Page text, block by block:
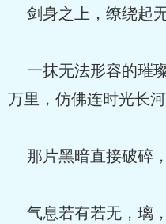
剑身之上，缭绕起
一抹无法形容的璀
万里，仿佛连时光长
那片黑暗直接破碎
气息若有若无，璃